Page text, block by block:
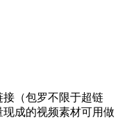
（包罗不限于超链
成的视频素材可用做